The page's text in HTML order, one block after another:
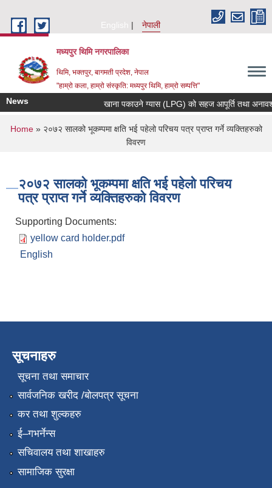
English
नेपाली
मध्यपुर थिमि नगरपालिका
थिमि, भक्तपुर, बागमती प्रदेश, नेपाल
"हाम्रो कला, हाम्रो संस्कृति: मध्यपुर थिमि, हाम्रो सम्पत्ति"
News खाना पकाउने ग्यास (LPG) को सहज आपूर्ति तथा
You are here
Home» २०७२ सालको भूकम्पमा क्षति भई पहेलो परिचय पत्र प्राप्त गर्ने व्यक्तिहरुको
विवरण
२०७२ सालको भूकम्पमा क्षति भई पहेलो परिचय
पत्र प्राप्त गर्ने व्यक्तिहरुको विवरण
Supporting Documents:
yellow card holder.pdf
English
सूचनाहरु
सूचना तथा समाचार
सार्वजनिक खरीद /बोलपत्र सूचना
कर तथा शुल्कहरु
ई–गभर्नेन्स
सचिवालय तथा शाखाहरु
सामाजिक सुरक्षा